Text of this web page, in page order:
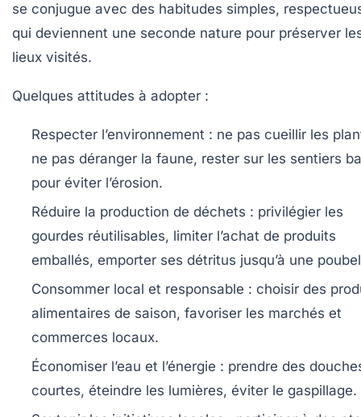
se conjugue avec des habitudes simples,
qui deviennent une seconde nature pour préserver
lieux visités.
Quelques attitudes à adopter :
Respecter l’environnement : ne pas cueillir les
ne pas déranger la faune, rester sur les sentiers
pour éviter l’érosion.
Réduire la production de déchets : privilégier les
gourdes réutilisables, limiter l’achat de produits
emballés, emporter ses détritus jusqu’à une
Consommer local et responsable : choisir des
alimentaires de saison, favoriser les marchés et
commerces locaux.
Économiser l’eau et l’énergie : prendre des
courtes, éteindre les lumières, éviter le gaspillage.